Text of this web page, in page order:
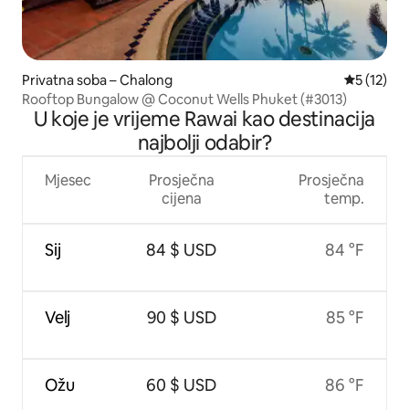
Privatna soba – Chalong Prosječna
5 (12)
Rooftop Bungalow @ Coconut Wells Phuket (#3013)
U koje je vrijeme Rawai kao destinacija
najbolji odabir?
Mjesec
Sij
Velj
Ožu
Prosječna
cijena
84 $ USD
90 $ USD
60 $ USD
Prosječna
temp.
84 °F
85 °F
86 °F